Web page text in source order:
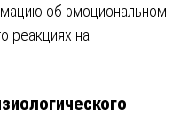
об эмоциональном
реакциях на